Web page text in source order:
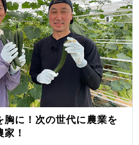
胸に！次の世代に農業を
！